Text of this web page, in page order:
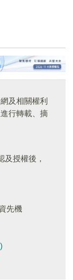
及相關權利
行轉載、摘
及授權後，
先機